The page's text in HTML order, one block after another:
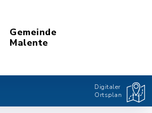
Gemeinde
Malente
Digitaler
Ortsplan